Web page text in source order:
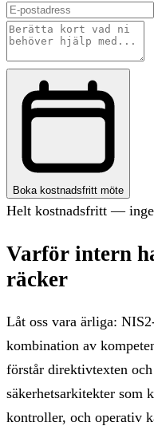
Boka kostnadsfritt möte
Helt kostnadsfritt —
Varför intern
räcker
Låt oss vara ärliga:
kombination av
förstår direktivtexten
säkerhetsarkitekter som
kontroller, och operativ